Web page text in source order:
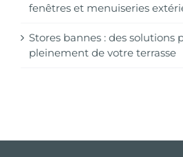
fenêtres et menuiseries
Stores bannes : des solutions
pleinement de votre terrasse